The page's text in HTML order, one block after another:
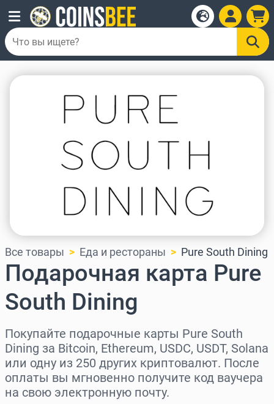
Все товары Еда и рестораны Pure South Dining
Подарочная карта Pure
South Dining
Покупайте подарочные карты Pure South
Dining за Bitcoin, Ethereum, USDC, USDT, Solana
или одну из 250 других криптовалют. После
оплаты вы мгновенно получите код ваучера
на свою электронную почту.